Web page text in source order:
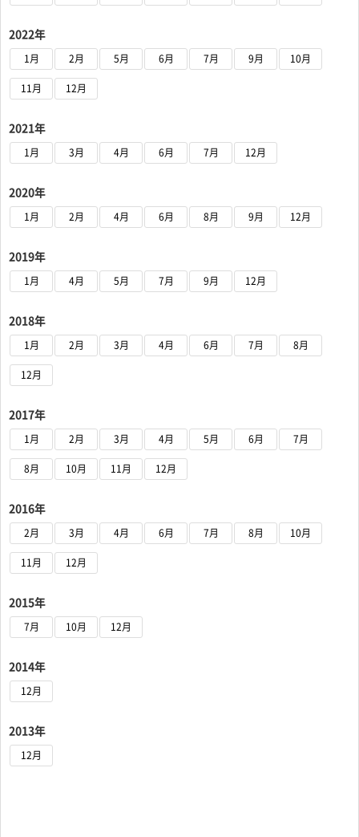
2022年
1月 2月 5月 6月 7月 9月 10月
11月 12月
2021年
1月 3月 4月 6月 7月 12月
2020年
1月 2月 4月 6月 8月 9月 12月
2019年
1月 4月 5月 7月 9月 12月
2018年
1月 2月 3月 4月 6月 7月 8月
12月
2017年
1月 2月 3月 4月 5月 6月 7月
8月 10月 11月 12月
2016年
2月 3月 4月 6月 7月 8月 10月
11月 12月
2015年
7月 10月 12月
2014年
12月
2013年
12月